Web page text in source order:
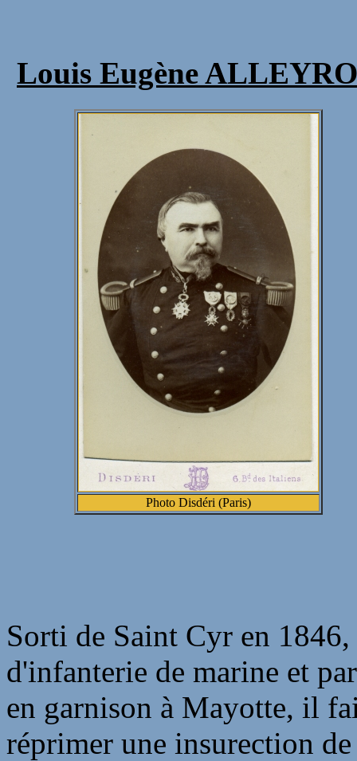
Louis Eugène
Photo Disdéri (Paris)
Sorti de Saint Cyr en
d'infanterie de marine et
en garnison à Mayotte, il
réprimer une insurection